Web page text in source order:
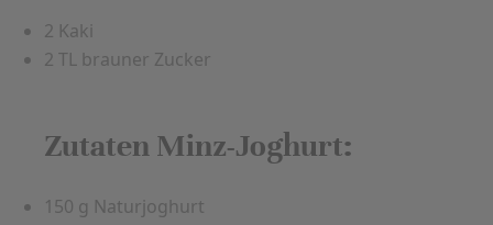
2 Kaki
2 TL brauner Zucker
Zutaten Minz-Joghurt:
150 g Naturjoghurt